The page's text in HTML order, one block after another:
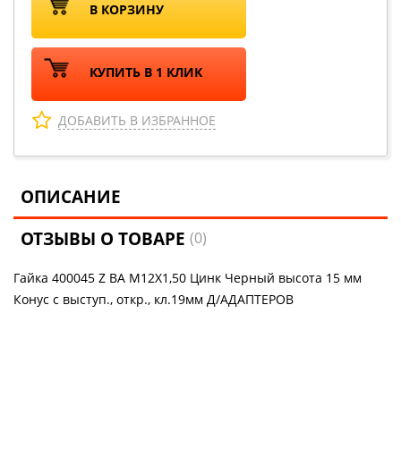
В КОРЗИНУ
КУПИТЬ В 1 КЛИК
ДОБАВИТЬ В ИЗБРАННОЕ
ОПИСАНИЕ
ОТЗЫВЫ О ТОВАРЕ(0)
Гайка 400045 Z BA M12X1,50 Цинк Черный высота 15 мм
Конус с выступ., откр., кл.19мм Д/АДАПТЕРОВ